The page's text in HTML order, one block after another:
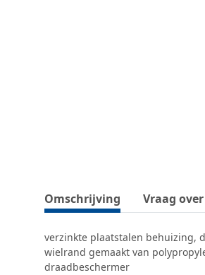
Omschrijving Vraag
verzinkte plaatstalen behuizing,
wielrand gemaakt van
draadbeschermer